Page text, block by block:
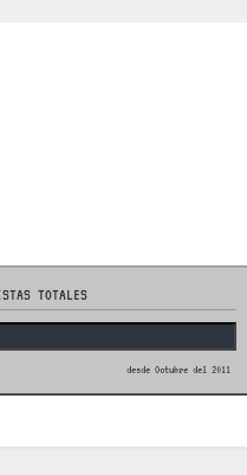
TOTALES
desde Octubre del 2011